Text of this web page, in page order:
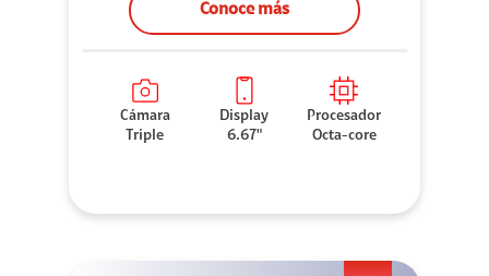
Conoce más
Cámara
Triple
Display
6.67"
Procesador
Octa-core